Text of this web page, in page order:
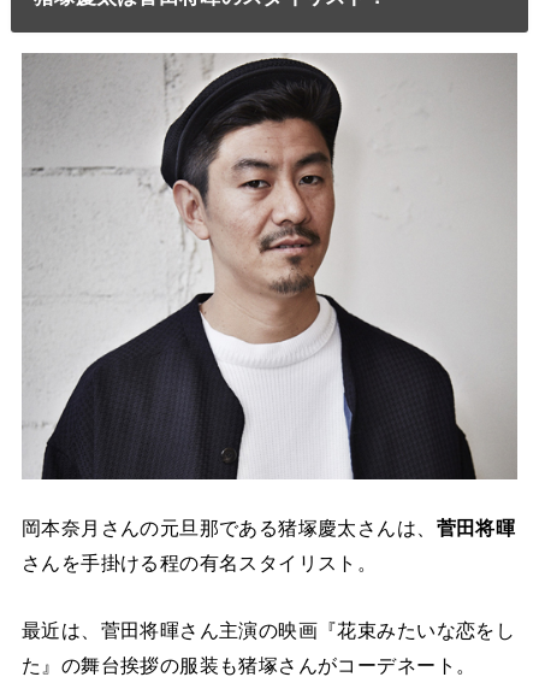
岡本奈月さんの元旦那である猪塚慶太さんは、 菅田将暉
さんを手掛ける程の有名スタイリスト。
最近は、菅田将暉さん主演の映画『花束みたいな恋をし
た』の舞台挨拶の服装も猪塚さんがコーデネート。